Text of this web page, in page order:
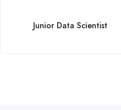
Junior Data Scientist